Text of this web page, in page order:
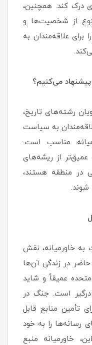
درک کند. همچنین،
از شخصیت‌ها و
برای علاقه‌مندان به
می‌کنیم؟
رشته‌های تاریخ،
به سیاست
مناسب است.
از ریشه‌های
در منطقه هستند،
شوند.
به خاورمیانه، نقش
در زندگی آن‌ها
عمیقاً و شاید
درگیر است. جنگ در
تأمین منابع قابل
رسانه‌ها را به خود
خاورمیانه منبع